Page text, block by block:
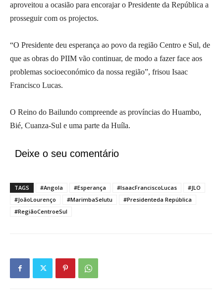
aproveitou a ocasião para encorajar o Presidente da República a
prosseguir com os projectos.
“O Presidente deu esperança ao povo da região Centro e Sul, de
que as obras do PIIM vão continuar, de modo a fazer face aos
problemas socioeconómico da nossa região”, frisou Isaac
Francisco Lucas.
O Reino do Bailundo compreende as províncias do Huambo,
Bié, Cuanza-Sul e uma parte da Huíla.
Deixe o seu comentário
TAGS #Angola #Esperança #IsaacFranciscoLucas
#JLO
#JoãoLourenço
#MarimbaSelutu
#Presidenteda República
#RegiãoCentroeSul